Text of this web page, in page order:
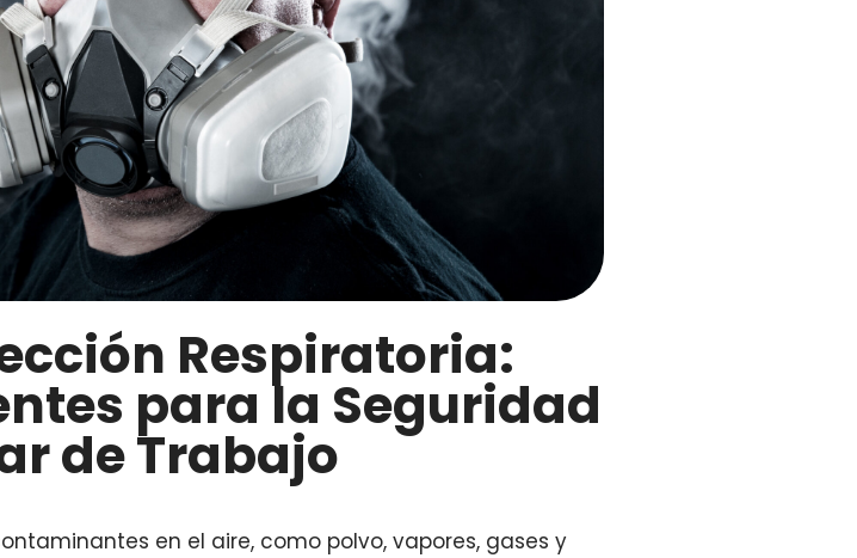
Respiratoria:
para la Seguridad
de Trabajo
en el aire, como polvo, vapores, gases y